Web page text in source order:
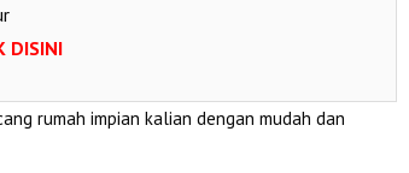
DISINI
rumah impian kalian dengan mudah dan